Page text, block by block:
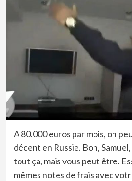
A 80.000 euros par mois, on
décent en Russie. Bon,
tout ça, mais vous peut être.
mêmes notes de frais avec